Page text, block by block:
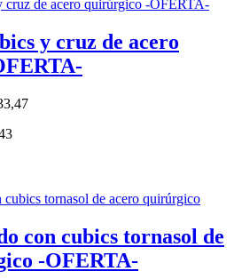
y cruz de acero
con cubics tornasol de
-OFERTA-